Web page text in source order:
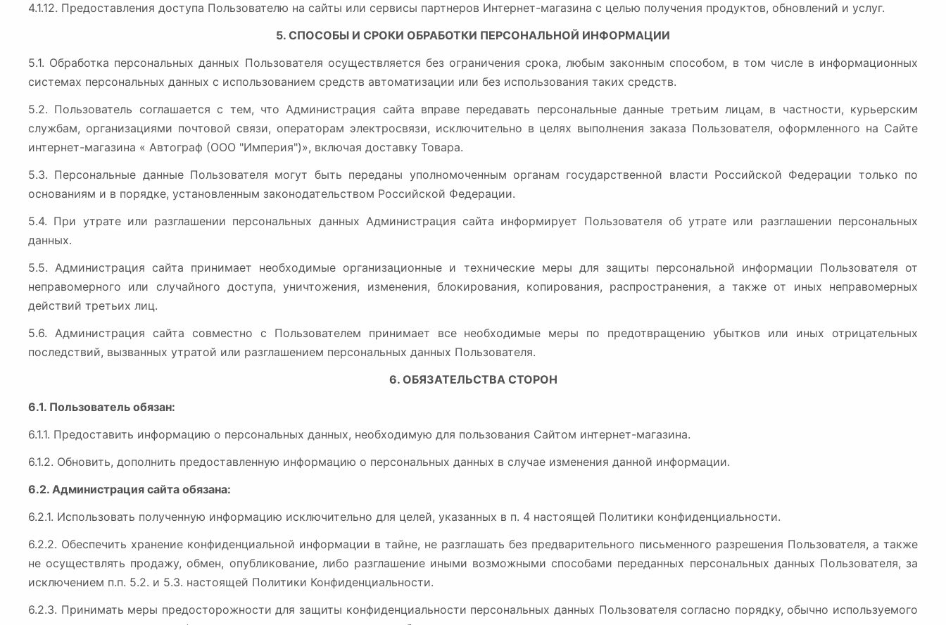
4.1.12. Предоставления доступа Пользователю на сайты или сервисы партнеров Интернет-магазина с целью получения продуктов, обновлений и услуг.
5. СПОСОБЫ И СРОКИ ОБРАБОТКИ ПЕРСОНАЛЬНОЙ ИНФОРМАЦИИ
5.1. Обработка персональных данных Пользователя осуществляется без ограничения срока, любым законным способом, в том числе в информационных
системах персональных данных с использованием средств автоматизации или без использования таких средств.
5.2. Пользователь соглашается с тем, что Администрация сайта вправе передавать персональные данные третьим лицам, в частности, курьерским
службам, организациями почтовой связи, операторам электросвязи, исключительно в целях выполнения заказа Пользователя, оформленного на Сайте
интернет-магазина « Автограф (ООО "Империя")», включая доставку Товара.
5.3. Персональные данные Пользователя могут быть переданы уполномоченным органам государственной власти Российской Федерации только по
основаниям и в порядке, установленным законодательством Российской Федерации.
5.4. При утрате или разглашении персональных данных Администрация сайта информирует Пользователя об утрате или разглашении персональных
данных.
5.5. Администрация сайта принимает необходимые организационные и технические меры для защиты персональной информации Пользователя от
неправомерного или случайного доступа, уничтожения, изменения, блокирования, копирования, распространения, а также от иных неправомерных
действий третьих лиц.
5.6. Администрация сайта совместно с Пользователем принимает все необходимые меры по предотвращению убытков или иных отрицательных
последствий, вызванных утратой или разглашением персональных данных Пользователя.
6. ОБЯЗАТЕЛЬСТВА СТОРОН
6.1. Пользователь обязан:
6.1.1. Предоставить информацию о персональных данных, необходимую для пользования Сайтом интернет-магазина.
6.1.2. Обновить, дополнить предоставленную информацию о персональных данных в случае изменения данной информации.
6.2. Администрация сайта обязана:
6.2.1. Использовать полученную информацию исключительно для целей, указанных в п. 4 настоящей Политики конфиденциальности.
6.2.2. Обеспечить хранение конфиденциальной информации в тайне, не разглашать без предварительного письменного разрешения Пользователя, а также
не осуществлять продажу, обмен, опубликование, либо разглашение иными возможными способами переданных персональных данных Пользователя, за
исключением п.п. 5.2. и 5.3. настоящей Политики Конфиденциальности.
6.2.3. Принимать меры предосторожности для защиты конфиденциальности персональных данных Пользователя согласно порядку, обычно используемого